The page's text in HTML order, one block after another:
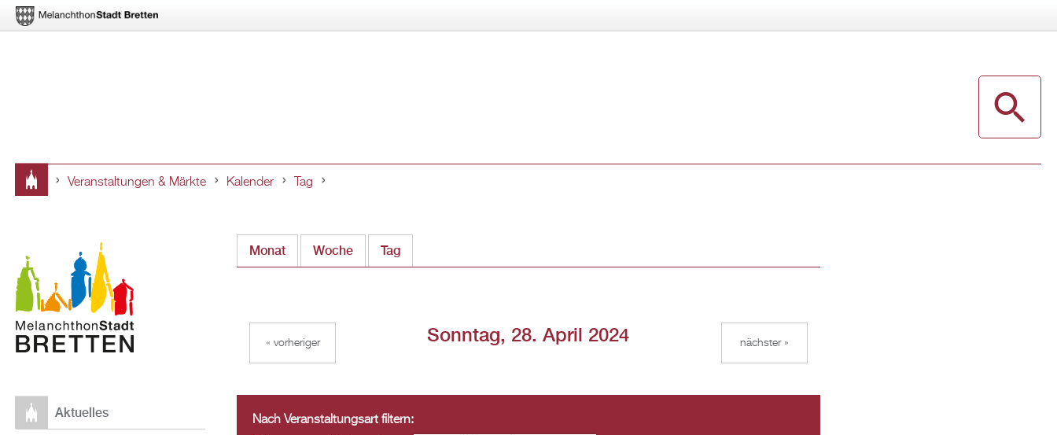
hier
Veranstaltungen & Märkte Kalender Tag
Monat Woche Tag(aktiver Reiter)
Sonntag, 28. April 2024
« vorheriger nächster »
Nach Veranstaltungsart filtern:
Aktuelles